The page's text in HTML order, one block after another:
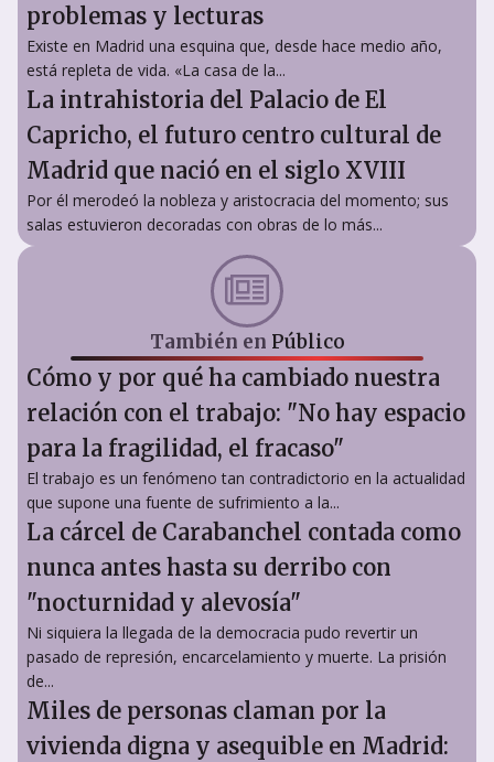
problemas y lecturas
Existe en Madrid una esquina que, desde hace medio año,
está repleta de vida. «La casa de la...
La intrahistoria del Palacio de El
Capricho, el futuro centro cultural de
Madrid que nació en el siglo XVIII
Por él merodeó la nobleza y aristocracia del momento; sus
salas estuvieron decoradas con obras de lo más...
También en Público
Cómo y por qué ha cambiado nuestra
relación con el trabajo: "No hay espacio
para la fragilidad, el fracaso"
El trabajo es un fenómeno tan contradictorio en la actualidad
que supone una fuente de sufrimiento a la...
La cárcel de Carabanchel contada como
nunca antes hasta su derribo con
"nocturnidad y alevosía"
Ni siquiera la llegada de la democracia pudo revertir un
pasado de represión, encarcelamiento y muerte. La prisión
de...
Miles de personas claman por la
vivienda digna y asequible en Madrid: